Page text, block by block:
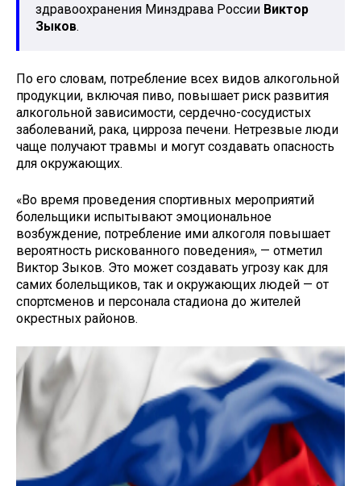
здравоохранения Минздрава России Виктор
Зыков.
По его словам, потребление всех видов алкогольной
продукции, включая пиво, повышает риск развития
алкогольной зависимости, сердечно-сосудистых
заболеваний, рака, цирроза печени. Нетрезвые люди
чаще получают травмы и могут создавать опасность
для окружающих.
«Во время проведения спортивных мероприятий
болельщики испытывают эмоциональное
возбуждение, потребление ими алкоголя повышает
вероятность рискованного поведения», — отметил
Виктор Зыков. Это может создавать угрозу как для
самих болельщиков, так и окружающих людей — от
спортсменов и персонала стадиона до жителей
окрестных районов.